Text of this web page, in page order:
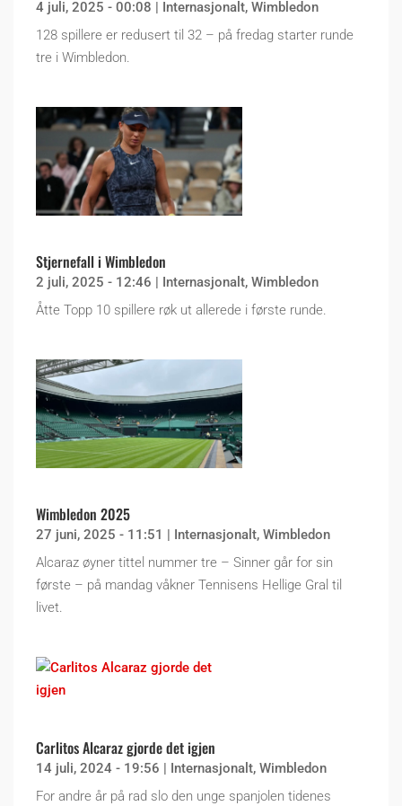
4 juli, 2025 - 00:08 | Internasjonalt, Wimbledon
128 spillere er redusert til 32 – på fredag starter runde
tre i Wimbledon.
Stjernefall i Wimbledon
2 juli, 2025 - 12:46 | Internasjonalt, Wimbledon
Åtte Topp 10 spillere røk ut allerede i første runde.
Wimbledon 2025
27 juni, 2025 - 11:51 | Internasjonalt, Wimbledon
Alcaraz øyner tittel nummer tre – Sinner går for sin
første – på mandag våkner Tennisens Hellige Gral til
livet.
Carlitos Alcaraz gjorde det igjen
14 juli, 2024 - 19:56 | Internasjonalt, Wimbledon
For andre år på rad slo den unge spanjolen tidenes